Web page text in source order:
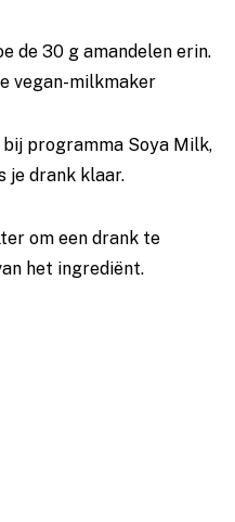
de 30 g amandelen erin.
vegan-milkmaker
programma Soya Milk,
je drank klaar.
om een drank te
het ingrediënt.